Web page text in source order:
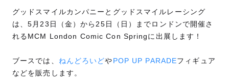
グッドスマイルカンパニーとグッドスマイルレーシング
は、5月23日（金）から25日（日）までロンドンで開催さ
れるMCM London Comic Con Springに出展します！
ブースでは、 ねんどろいどやPOP UP PARADEフィギュア
などを販売します。